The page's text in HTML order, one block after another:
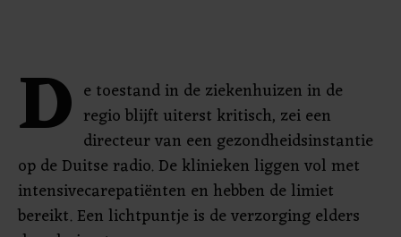
D e toestand in de ziekenhuizen in de
regio blijft uiterst kritisch, zei een
directeur van een gezondheidsinstantie
op de Duitse radio. De klinieken liggen vol met
intensivecarepatiënten en hebben de limiet
bereikt. Een lichtpuntje is de verzorging elders